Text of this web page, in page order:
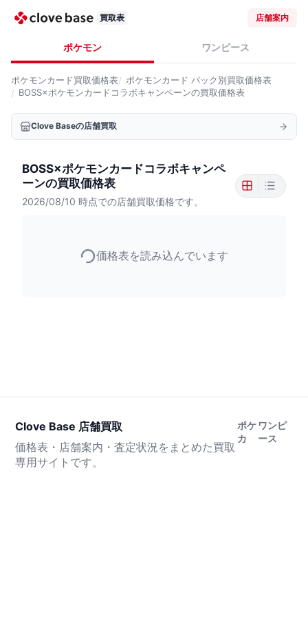
買取表 店舗案内
ポケモン ワンピース
ポケモンカード買取価格表 ポケモンカード パック別買取価格表
BOSS×ポケモンカードコラボキャンペーンの買取価格表
Clove Baseの店舗買取
BOSS×ポケモンカードコラボキャンペ
ーンの買取価格表
2026/08/10 時点での店舗買取価格です。
価格表を読み込んでいます
Clove Base 店舗買取
価格表・店舗案内・査定状況をまとめた買取
専用サイトです。
ポケ
カ
ワンピ
ース